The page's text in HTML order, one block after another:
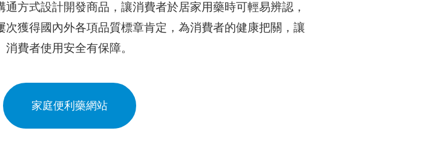
方式設計開發商品，讓消費者於居家用藥時可輕易辨認，
獲得國內外各項品質標章肯定，為消費者的健康把關，讓
消費者使用安全有保障。
家庭便利藥網站